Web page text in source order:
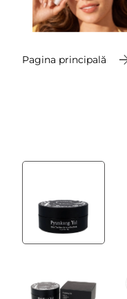
Pagina principală